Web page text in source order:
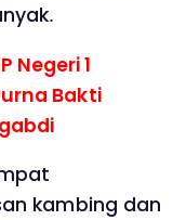
Negeri 1
Bakti
kambing dan